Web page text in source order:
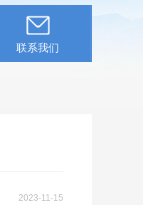
联系我们
2023-11-15